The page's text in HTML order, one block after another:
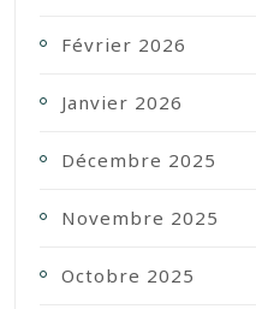
Février 2026
Janvier 2026
Décembre 2025
Novembre 2025
Octobre 2025